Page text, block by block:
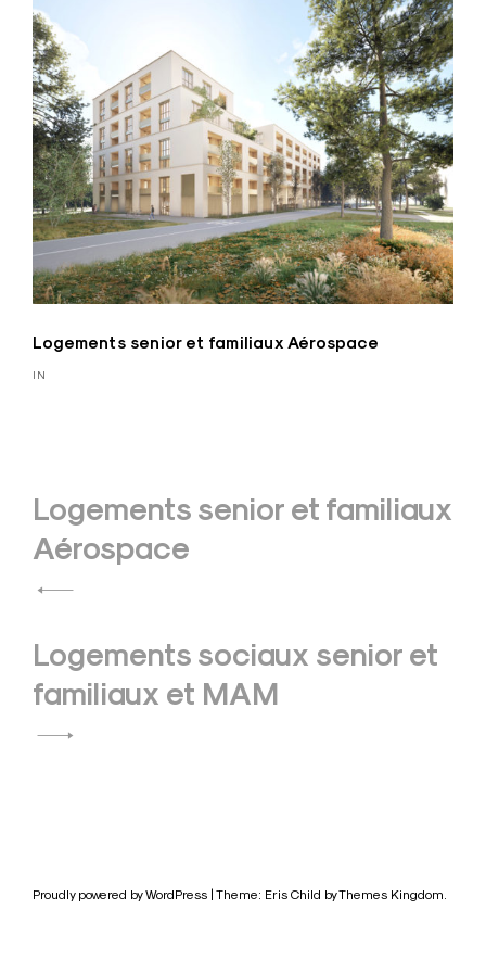
Logements senior et familiaux Aérospace
IN
Navigation
de
l’article
Logements senior et familiaux
Aérospace
Logements sociaux senior et
familiaux et MAM
Proudly powered by WordPress | Theme: Eris Child byThemes Kingdom